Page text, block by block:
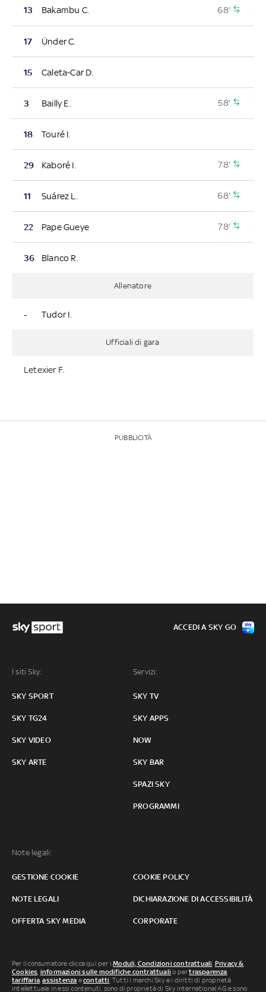
13 Bakambu C. 68'
17 Ünder C.
15 Caleta-Car D.
3 Bailly E. 58'
18 Touré I.
29 Kaboré I. 78'
11 Suárez L. 68'
22 Pape Gueye 78'
36 Blanco R.
Allenatore
- Tudor I.
Ufficiali di gara
Letexier F.
PUBBLICITÀ
I siti Sky:
SKY SPORT
SKY TG24
SKY VIDEO
SKY ARTE
Servizi:
SKY TV
SKY APPS
NOW
SKY BAR
SPAZI SKY
PROGRAMMI
Note legali:
GESTIONE COOKIE COOKIE POLICY
NOTE LEGALI DICHIARAZIONE DI ACCESSIBILITÀ
OFFERTA SKY MEDIA CORPORATE
ACCEDI A SKY GO
Per il consumatore clicca qui per iModuli, Condizioni contrattuali Privacy &
Cookies informazioni sulle modifiche contrattuali o pertrasparenza
tariffaria ,assistenza econtatti . Tutti i marchi Sky e i diritti di proprietà
intellettuale in essi contenuti, sono di proprietà di Sky international AG e sono